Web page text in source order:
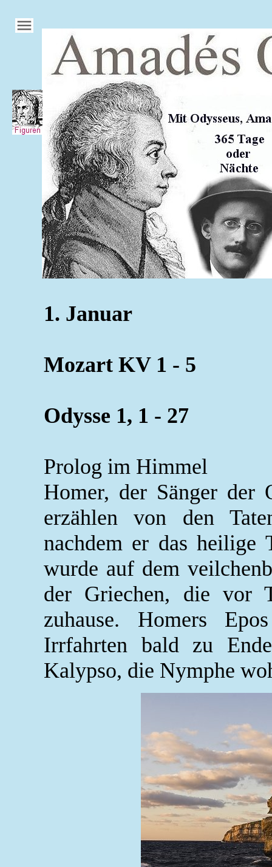
1. Januar
Mozart KV 1 - 5
Odysse 1, 1 - 27
Prolog im Himmel
Homer, der Sänger der
erzählen von den
nachdem er das heilige
wurde auf dem
der Griechen, die vor
zuhause. Homers
Irrfahrten bald zu
Kalypso, die Nymphe